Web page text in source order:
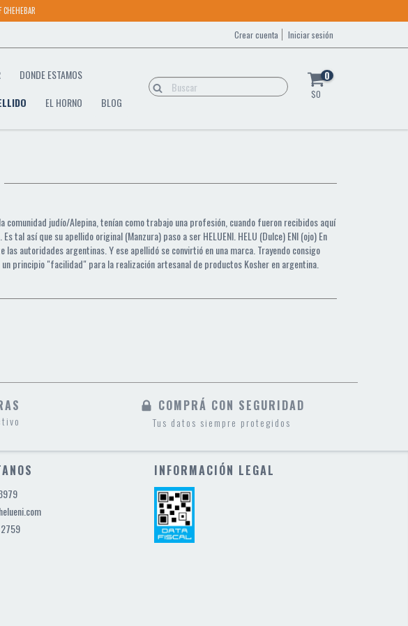
Crear cuenta Iniciar sesión
DONDE ESTAMOS
EL HORNO BLOG
0
$0
judío/Alepina, tenían como trabajo una profesión, cuando fueron recibidos aquí
así que su apellido original (Manzura) paso a ser HELUENI. HELU (Dulce) ENI (ojo) En
autoridades argentinas. Y ese apellidó se convirtió en una marca. Trayendo consigo
principio "facilidad" para la realización artesanal de productos Kosher en argentina.
COMPRÁ CON SEGURIDAD
Tus datos siempre protegidos
INFORMACIÓN LEGAL